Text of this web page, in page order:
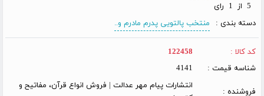
دسته بندی :
منتخب پالتویی پدرم مادرم و..
کد کالا :
122458
شناسه قیمت :
4141
فروشنده :
انتشارات پیام مهر عدالت | فروش انواع قرآن، مفاتیح و